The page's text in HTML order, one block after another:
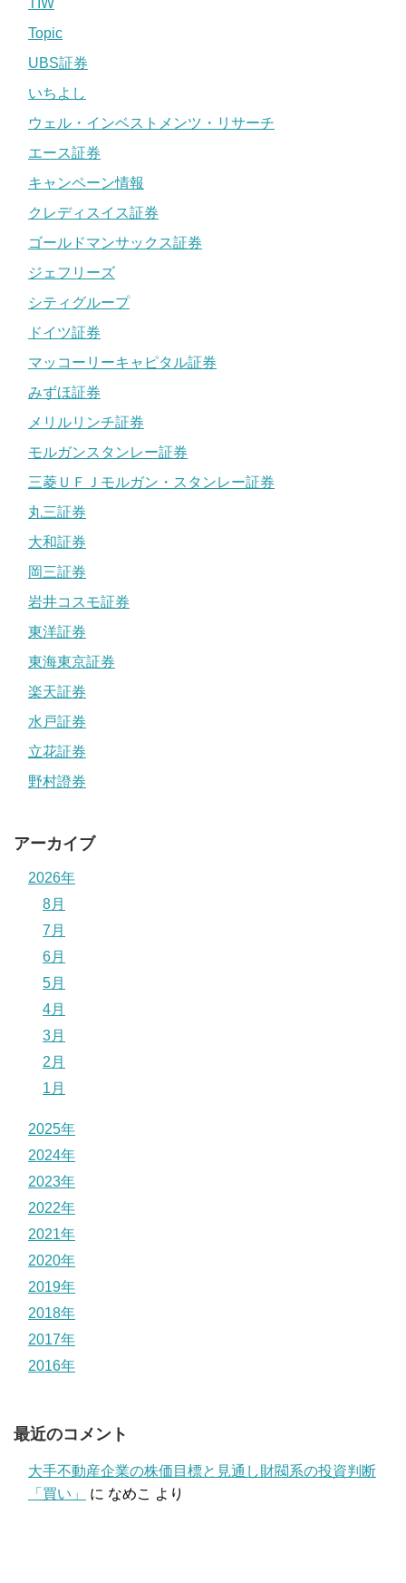
Topic
UBS証券
いちよし
ウェル・インベストメンツ・リサーチ
エース証券
キャンペーン情報
クレディスイス証券
ゴールドマンサックス証券
ジェフリーズ
シティグループ
ドイツ証券
マッコーリーキャピタル証券
みずほ証券
メリルリンチ証券
モルガンスタンレー証券
三菱ＵＦＪモルガン・スタンレー証券
丸三証券
大和証券
岡三証券
岩井コスモ証券
東洋証券
東海東京証券
楽天証券
水戸証券
立花証券
野村證券
アーカイブ
2026年
8月
7月
6月
5月
4月
3月
2月
1月
2025年
2024年
2023年
2022年
2021年
2020年
2019年
2018年
2017年
2016年
最近のコメント
大手不動産企業の株価目標と見通し財閥系の投資判断
「買い」
に なめこ より